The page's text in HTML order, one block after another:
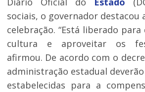
sociais, o governador destacou
celebração. “Está liberado
cultura e aproveitar os
afirmou. De acordo com o
administração estadual
estabelecidas para a